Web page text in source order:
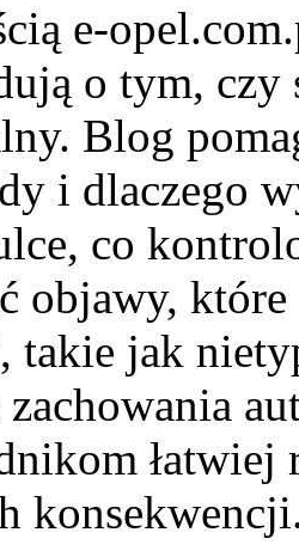
e-
o tym, czy
Blog
i dlaczego
co
objawy,
takie jak
łatwiej